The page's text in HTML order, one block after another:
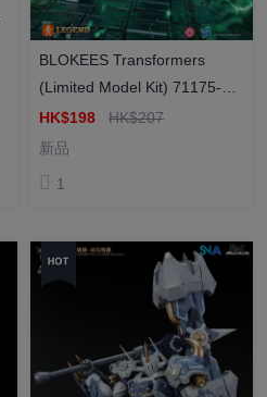
BLOKEES Transformers
(Limited Model Kit) 71175-
AE06 Prime Optimus Prime
[傳奇版] 變形金剛 AE-06 柯柏
HK$198 HK$207
新品
1